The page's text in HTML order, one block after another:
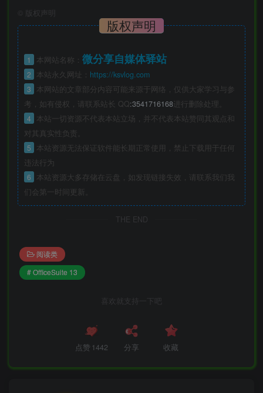
版权声明
版权声明
1 本网站名称： 微分享自媒体驿站
2 本站永久网址： https://ksvlog.com
3
本网站的文章部分内容可能来源于网络，仅供大家学习与参
考，如有侵权，请联系站长 QQ:3541716168进行删除处理。
4
本站一切资源不代表本站立场，并不代表本站赞同其观点和
对其真实性负责。
5
本站资源无法保证软件能长期正常使用，禁止下载用于任何
违法行为
6
本站资源大多存储在云盘，如发现链接失效，请联系我们我
们会第一时间更新。
THE END
阅读类
# OfficeSuite 13
喜欢就支持一下吧
点赞 1442 分享 收藏